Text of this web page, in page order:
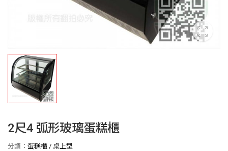
2尺4 弧形玻璃蛋糕櫃
分類： 蛋糕櫃 / 桌上型